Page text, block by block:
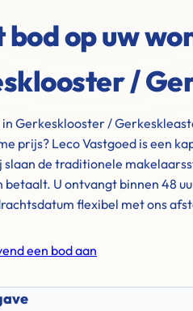
op uw
/
in Gerkesklooster /
prijs? Leco Vastgoed is een
slaan de traditionele
betaalt. U ontvangt binnen 48
flexibel met ons
een bod aan